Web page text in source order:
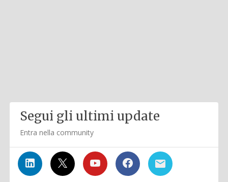
Segui gli ultimi update
Entra nella community